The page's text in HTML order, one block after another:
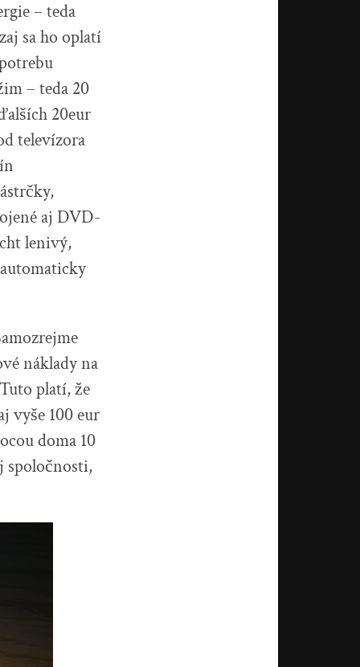
– teda
sa ho oplatí
– teda 20
20eur
televízora
aj DVD-
lenivý,
náklady na
platí, že
vyše 100 eur
doma 10
spoločnosti,